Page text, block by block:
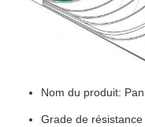
Nom du produit:
Grade de résistance